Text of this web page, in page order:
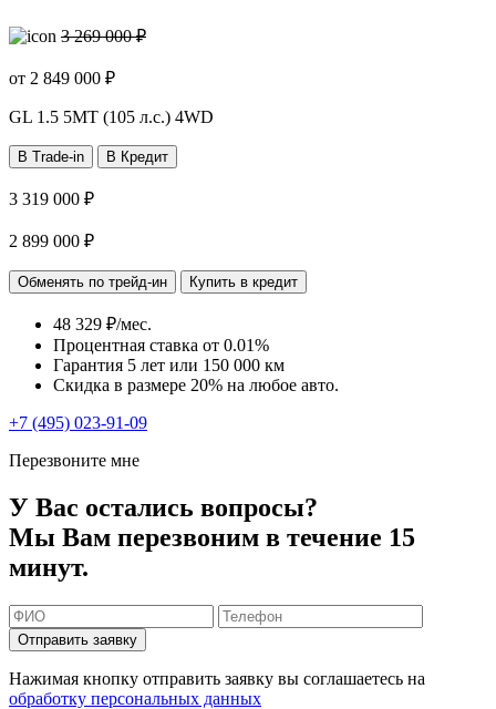
3 269 000 ₽
от 2 849 000 ₽
GL 1.5 5MT (105 л.с.) 4WD
В Trade-in В Кредит
3 319 000 ₽
2 899 000 ₽
Обменять по трейд-ин Купить в кредит
48 329 ₽/мес.
Процентная ставка от 0.01%
Гарантия 5 лет или 150 000 км
Скидка в размере 20% на любое авто.
+7 (495) 023-91-09
Перезвоните мне
У Вас остались вопросы?
Мы Вам перезвоним в течение 15
минут.
Отправить заявку
Нажимая кнопку отправить заявку вы соглашаетесь на
обработку персональных данных